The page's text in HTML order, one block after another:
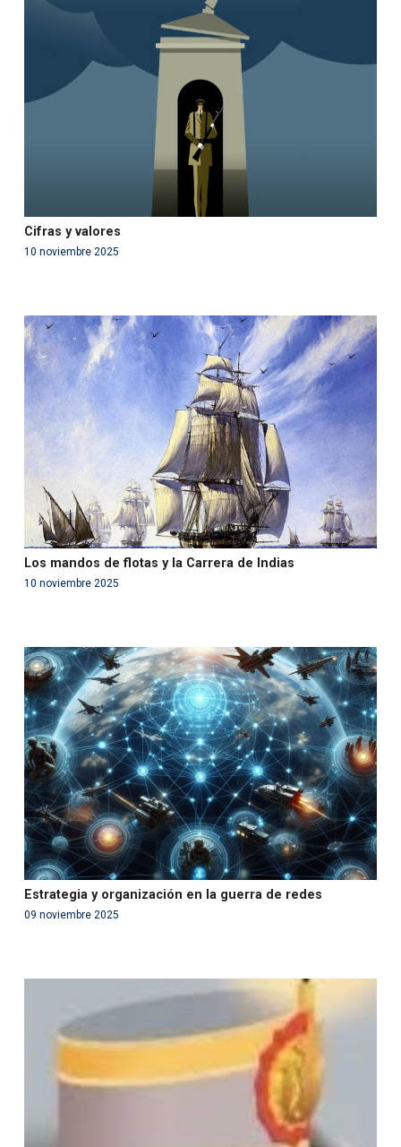
Warning: Use of undefined constant php - assumed
'php' (this will throw an Error in a future version of PHP)
/var/www/acami.es/wp-
content/themes/fundcami/page-publicaciones.php
on line99
Cifras y valores
10 noviembre 2025
Warning : Use of undefined constant php - assumed
'php' (this will throw an Error in a future version of PHP)
in
/var/www/acami.es/wp-
content/themes/fundcami/page-publicaciones.php
on line
Los mandos de flotas y la Carrera de Indias
10 noviembre 2025
Warning: Use of undefined constant php - assumed
'php' (this will throw an Error in a future version of PHP)
in/var/www/acami.es/wp-
content/themes/fundcami/page-publicaciones.php
on line99
Estrategia y organización en la guerra de redes
09 noviembre 2025
: Use of undefined constant php - assumed
'php' (this will throw an Error in a future version of PHP)
/var/www/acami.es/wp-
content/themes/fundcami/page-publicaciones.php
on line99